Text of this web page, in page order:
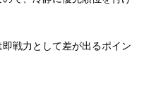
戦力として差が出るポイン